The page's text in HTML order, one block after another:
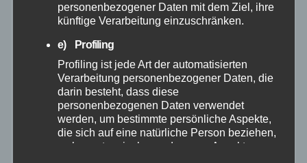
Dezember 2024
Oktober 2024
September 2024
personenbezogener Daten mit dem Ziel, ihre
künftige Verarbeitung einzuschränken.
e) Profiling
Profiling ist jede Art der automatisierten
Verarbeitung personenbezogener Daten, die
darin besteht, dass diese
personenbezogenen Daten verwendet
werden, um bestimmte persönliche Aspekte,
die sich auf eine natürliche Person beziehen,
zu bewerten, insbesondere, um Aspekte